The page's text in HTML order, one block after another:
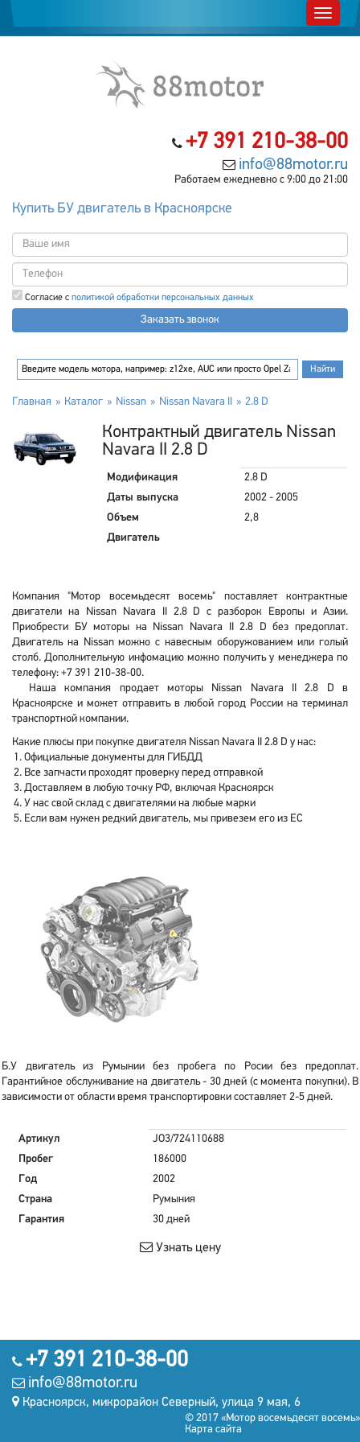
+7 391 210-38-00
info@88motor.ru
Работаем ежедневно с 9:00 до 21:00
Купить БУ двигатель в Красноярске
Согласие с политикой обработки персональных данных
Заказать звонок
Главная Каталог Nissan Nissan Navara II 2.8 D
Контрактный двигатель Nissan
Navara II 2.8 D
Модификация
2.8 D
Даты выпуска
2002 - 2005
Объем
2,8
Двигатель
Компания "Мотор восемьдесят восемь" поставляет контрактные
двигатели на Nissan Navara II 2.8 D с разборок Европы и Азии.
Приобрести БУ моторы на Nissan Navara II 2.8 D без предоплат.
Двигатель на Nissan можно с навесным оборужованием или голый
столб. Дополнительную инфомацию можно получить у менеджера по
телефону: +7 391 210-38-00.
Наша компания продает моторы Nissan Navara II 2.8 D в
Красноярске и может отправить в любой город России на терминал
транспортной компании.
Какие плюсы при покупке двигателя Nissan Navara II 2.8 D у нас:
Официальные документы для ГИБДД
Все запчасти проходят проверку перед отправкой
Доставляем в любую точку РФ, включая Красноярск
У нас свой склад с двигателями на любые марки
Если вам нужен редкий двигатель, мы привезем его из ЕС
Б.У двигатель из Румынии без пробега по Росии без предоплат.
Гарантийное обслуживание на двигатель - 30 дней (с момента покупки). В
зависимости от области время транспортировки составляет 2-5 дней.
Артикул
JO3/724110688
Пробег
186000
Год
2002
Страна
Румыния
Гарантия
30 дней
Узнать цену
+7 391 210-38-00
info@88motor.ru
Красноярск, микрорайон Северный, улица 9 мая, 6
© 2017 «Мотор восемьдесят восемь»
Карта сайта